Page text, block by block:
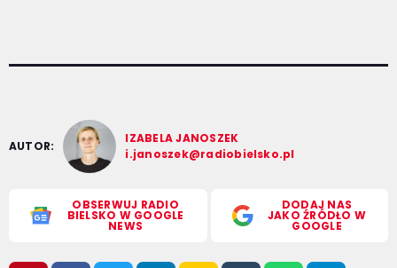
AUTOR:
IZABELA JANOSZEK
i.janoszek@radiobielsko.pl
OBSERWUJ RADIO
BIELSKO W GOOGLE
NEWS
DODAJ NAS
JAKO ŹRÓDŁO W
GOOGLE